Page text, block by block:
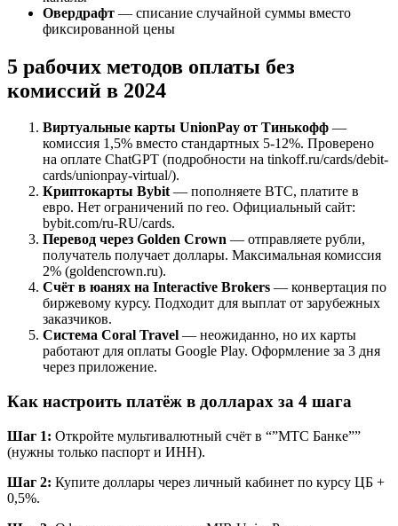
Овердрафт — списание случайной суммы вместо
фиксированной цены
5 рабочих методов оплаты без
комиссий в 2024
Виртуальные карты UnionPay от Тинькофф —
комиссия 1,5% вместо стандартных 5-12%. Проверено
на оплате ChatGPT (подробности на tinkoff.ru/cards/debit-
cards/unionpay-virtual/).
Криптокарты Bybit— пополняете BTC, платите в
евро. Нет ограничений по гео. Официальный сайт:
bybit.com/ru-RU/cards.
Перевод через Golden Crown — отправляете рубли,
получатель получает доллары. Максимальная комиссия
2% (goldencrown.ru).
Счёт в юанях на Interactive Brokers — конвертация по
биржевому курсу. Подходит для выплат от зарубежных
заказчиков.
Система Coral Travel — неожиданно, но их карты
работают для оплаты Google Play. Оформление за 3 дня
через приложение.
Как настроить платёж в долларах за 4 шага
Шаг 1: Откройте мультивалютный счёт в “”МТС Банке””
(нужны только паспорт и ИНН).
Шаг 2: Купите доллары через личный кабинет по курсу ЦБ +
0,5%.